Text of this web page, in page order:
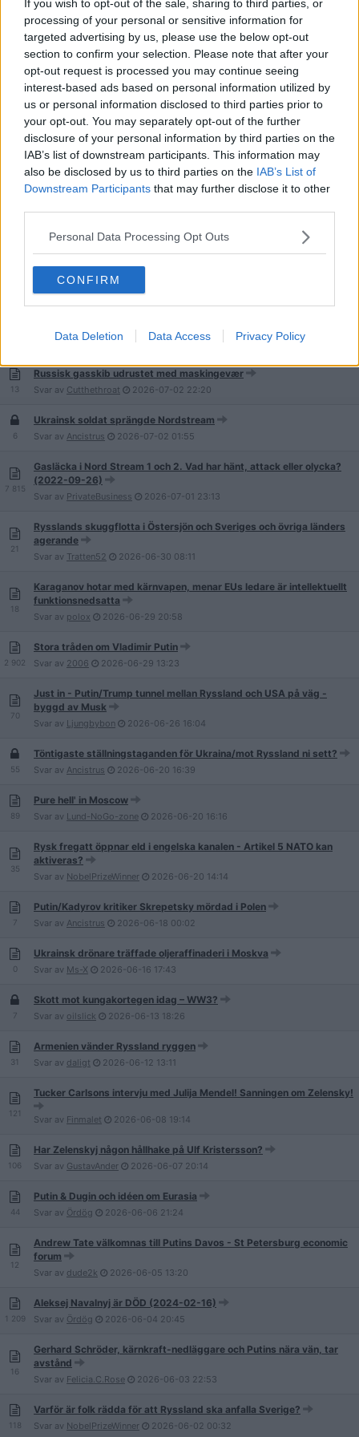
If you wish to opt-out of the sale, sharing to third parties, or
processing of your personal or sensitive information for
targeted advertising by us, please use the below opt-out
section to confirm your selection. Please note that after your
opt-out request is processed you may continue seeing
interest-based ads based on personal information utilized by
us or personal information disclosed to third parties prior to
your opt-out. You may separately opt-out of the further
disclosure of your personal information by third parties on the
IAB’s list of downstream participants. This information may
also be disclosed by us to third parties on the IAB’s List of
Downstream Participants that may further disclose it to other
Personal Data Processing Opt Outs
CONFIRM
Data Deletion Data Access Privacy Policy
Ryssland: Vi erkänner inte domstolen i Haag
Svar av2006 2026-07-1411:16
Ukrainsk officer kan vara inblandad i sprängningen av Nord Stream
enligt nya uppgifter
Svar av muflipin 2026-07-1410:40
Europa göra upp med Ryssland om att lämna NATO för ett
Europeiskt försvarsförbund?
Svar avja12 2026-07-11 17:46
Är Ukraina nazistiskt?
Svar avoilslick 2026-07-0905:47
Weltwoche-intervju!
Svar avAncistrus 2026-07-0805:28
Ryssland stänger gränsen mot sina nordiska grannar: Mobilisering
på gång?
13
Russisk gasskib udrustet med maskingevær
Svar av Cutthethroat 2026-07-02 22:20
6
Ukrainsk soldat sprängde Nordstream
Svar av Ancistrus 2026-07-02 01:55
7 815
Gasläcka i Nord Stream 1 och 2. Vad har hänt, attack eller olycka?
(2022-09-26)
Svar av PrivateBusiness 2026-07-01 23:13
21
Rysslands skuggflotta i Östersjön och Sveriges och övriga länders
agerande
Svar av Tratten52 2026-06-30 08:11
18
Karaganov hotar med kärnvapen, menar EUs ledare är intellektuellt
funktionsnedsatta
Svar av polox 2026-06-29 20:58
2 902
Stora tråden om Vladimir Putin
Svar av 2006 2026-06-29 13:23
70
Just in - Putin/Trump tunnel mellan Ryssland och USA på väg -
byggd av Musk
Svar av Ljungbybon 2026-06-26 16:04
55
Töntigaste ställningstaganden för Ukraina/mot Ryssland ni sett?
Svar av Ancistrus 2026-06-20 16:39
89
Pure hell' in Moscow
Svar av Lund-NoGo-zone 2026-06-20 16:16
35
Rysk fregatt öppnar eld i engelska kanalen - Artikel 5 NATO kan
aktiveras?
Svar av NobelPrizeWinner 2026-06-20 14:14
7
Putin/Kadyrov kritiker Skrepetsky mördad i Polen
Svar av Ancistrus 2026-06-18 00:02
0
Ukrainsk drönare träffade oljeraffinaderi i Moskva
Svar av Ms-X 2026-06-16 17:43
7
Skott mot kungakortegen idag – WW3?
Svar av oilslick 2026-06-13 18:26
31
Armenien vänder Ryssland ryggen
Svar av daligt 2026-06-12 13:11
121
Tucker Carlsons intervju med Julija Mendel! Sanningen om Zelensky!
Svar av Finmalet 2026-06-08 19:14
106
Har Zelenskyj någon hållhake på Ulf Kristersson?
Svar av GustavAnder 2026-06-07 20:14
44
Putin & Dugin och idéen om Eurasia
Svar av Ördög 2026-06-06 21:24
12
Andrew Tate välkomnas till Putins Davos - St Petersburg economic
forum
Svar av dude2k 2026-06-05 13:20
1 209
Aleksej Navalnyj är DÖD (2024-02-16)
Svar av Ördög 2026-06-04 20:45
16
Gerhard Schröder, kärnkraft-nedläggare och Putins nära vän, tar
avstånd
Svar av Felicia.C.Rose 2026-06-03 22:53
118
Varför är folk rädda för att Ryssland ska anfalla Sverige?
Svar av NobelPrizeWinner 2026-06-02 00:32